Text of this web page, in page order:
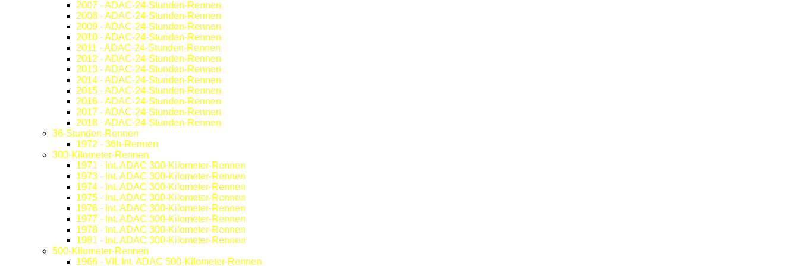
2007 - ADAC-24-Stunden-Rennen
2008 - ADAC-24-Stunden-Rennen
2009 - ADAC-24-Stunden-Rennen
2010 - ADAC-24-Stunden-Rennen
2011 - ADAC-24-Stunden-Rennen
2012 - ADAC-24-Stunden-Rennen
2013 - ADAC-24-Stunden-Rennen
2014 - ADAC-24-Stunden-Rennen
2015 - ADAC-24-Stunden-Rennen
2016 - ADAC-24-Stunden-Rennen
2017 - ADAC-24-Stunden-Rennen
2018 - ADAC-24-Stunden-Rennen
36-Stunden-Rennen
1972 - 36h-Rennen
300-Kilometer-Rennen
1971 - Int. ADAC 300-Kilometer-Rennen
1973 - Int. ADAC 300-Kilometer-Rennen
1974 - Int. ADAC 300-Kilometer-Rennen
1975 - Int. ADAC 300-Kilometer-Rennen
1976 - Int. ADAC 300-Kilometer-Rennen
1977 - Int. ADAC 300-Kilometer-Rennen
1978 - Int. ADAC 300-Kilometer-Rennen
1981 - Int. ADAC 300-Kilometer-Rennen
500-Kilometer-Rennen
1966 - VII. Int. ADAC 500-Kilometer-Rennen